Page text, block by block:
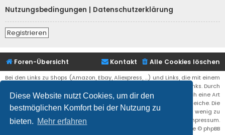
Diese Website nutzt Cookies, um dir den
bestmöglichen Komfort bei der Nutzung zu
bieten. Mehr erfahren
Nutzungsbedingungen
Datenschutzerklärung
Registrieren
Foren-Übersicht Alle Cookies löschen
Kontakt
Bei den Links zu Shops (Amazon, Ebay, Aliexpress, ...) und Links, die mit einem
Stern (*) markiert sind, kann es sich um sogenannte Affiliate Links. Durch
den Kauf eines Produktes über einen Affiliate Link erhälte ich eine Art
Umsatzbeteiligung gutgeschrieben. Für euch bleibt der Preis der gleiche. Die
Einnahmen helfen die Hostgebühren für diese Webseite ein wenig zu
reduzieren. Siehe auch das Impressum.
® Forum Software © phpBB